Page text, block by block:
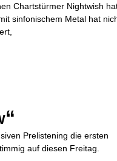
Chartstürmer Nightwish
sinfonischem Metal hat
Prelistening die ersten
auf diesen Freitag.